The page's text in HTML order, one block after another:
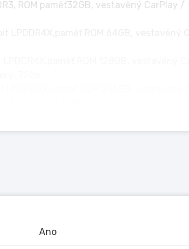
ROM paměť32GB, vestavěný CarPlay /
Rádio: funkce RDS.
Ano